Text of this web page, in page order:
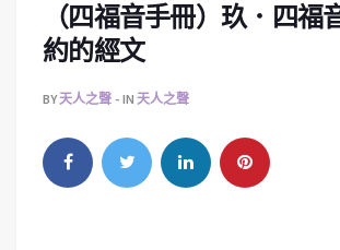
（四福音手冊）玖．四福
約的經文
BY天人之聲 IN 天人之聲